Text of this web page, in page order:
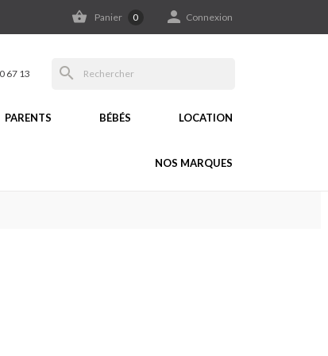
 Panier 0  Connexion
67 13 search
PARENTS BÉBÉS LOCATION
NOS MARQUES